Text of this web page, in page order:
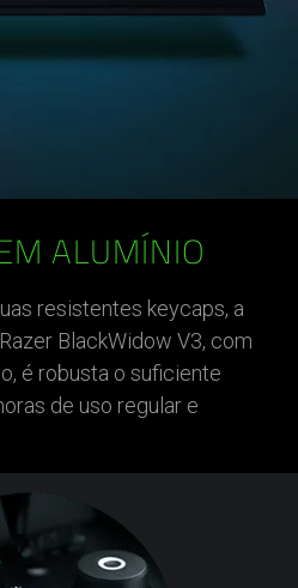
ALUMÍNIO
resistentes keycaps, a
BlackWidow V3, com
é robusta o suficiente
de uso regular e